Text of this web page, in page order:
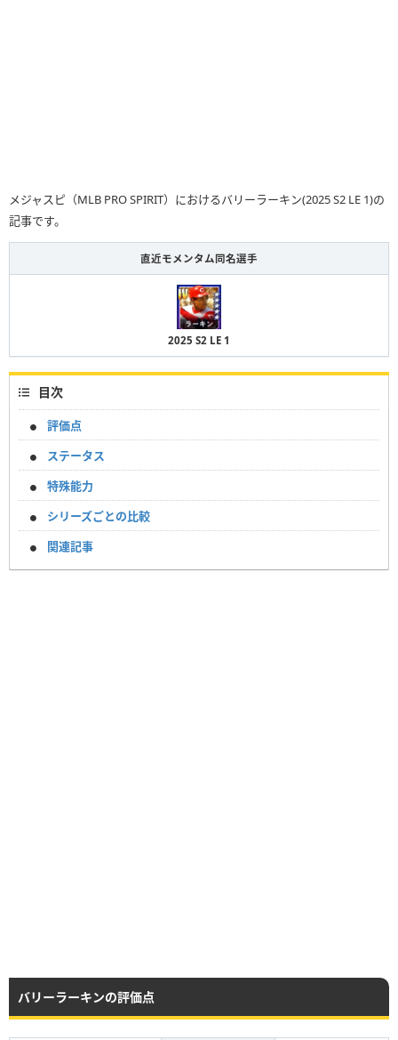
メジャスピ（MLB PRO SPIRIT）におけるバリーラーキン(2025 S2 LE 1)の
記事です。
直近モメンタム同名選手
2025 S2 LE 1
目次
評価点
ステータス
特殊能力
シリーズごとの比較
関連記事
バリーラーキンの評価点